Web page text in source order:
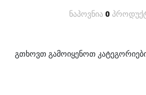
PENTAGON
ნაპოვნია0
გთხოვთ გამოიყენოთ